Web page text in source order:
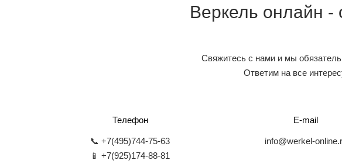
Веркель онлайн
Свяжитесь с нами и мы
Ответим на все
Телефон
📞 +7(495)744-75-63
📱 +7(925)174-88-81
E-mail
info@werkel-